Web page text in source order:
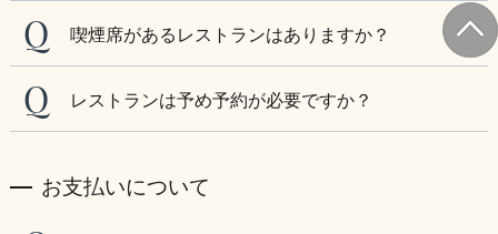
喫煙席があるレストランはありますか？
レストランは予め予約が必要ですか？
お支払いについて